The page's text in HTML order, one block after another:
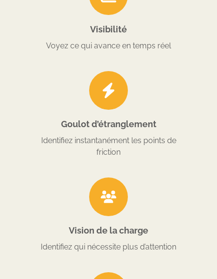
Visibilité
Voyez ce qui avance en temps réel
Goulot d’étranglement
Identifiez instantanément les points de
friction
Vision de la charge
Identifiez qui nécessite plus d’attention